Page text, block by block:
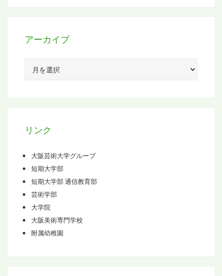
アーカイブ
カ
リンク
大阪芸術大学グループ
短期大学部
短期大学部 通信教育部
芸術学部
大学院
大阪美術専門学校
附属幼稚園